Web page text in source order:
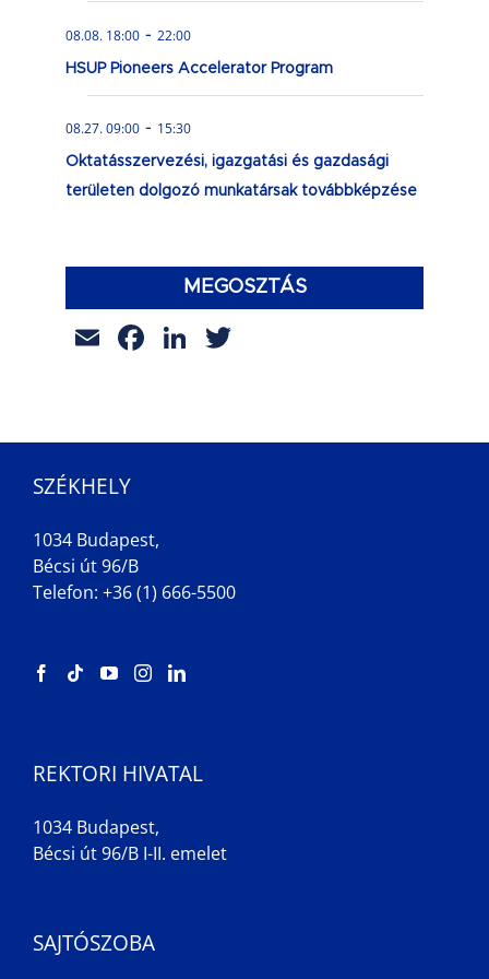
08.08. 18:00 - 22:00
HSUP Pioneers Accelerator Program
08.27. 09:00 - 15:30
Oktatásszervezési, igazgatási és gazdasági
területen dolgozó munkatársak továbbképzése
MEGOSZTÁS
EmailFacebook
LinkedIn
SZÉKHELY
1034 Budapest,
Bécsi út 96/B
Telefon: +36 (1) 666-5500
REKTORI HIVATAL
1034 Budapest,
Bécsi út 96/B I-II. emelet
SAJTÓSZOBA